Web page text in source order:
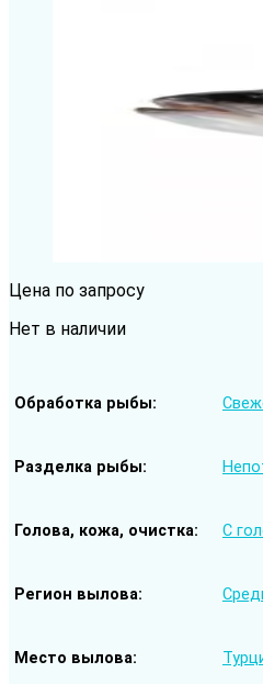
Цена по запросу
Нет в наличии
Обработка рыбы
Разделка рыбы
Голова, кожа, очистка С
Регион вылова
Место вылова